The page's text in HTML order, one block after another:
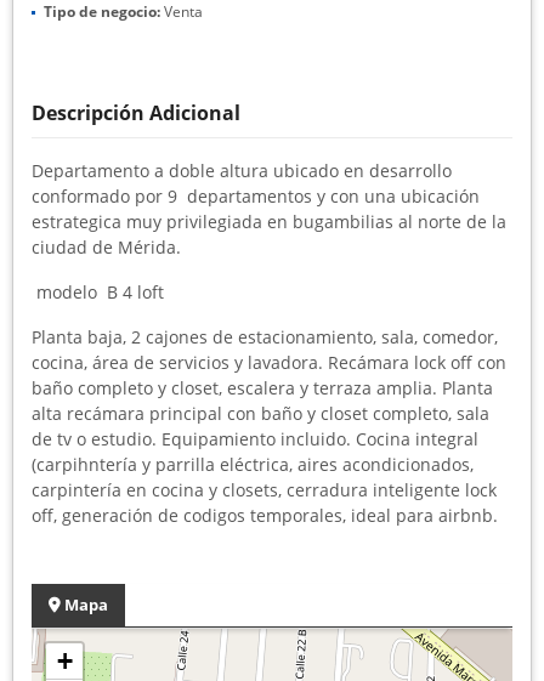
Tipo de negocio:Venta
Descripción Adicional
Departamento a doble altura ubicado en desarrollo
conformado por 9 departamentos y con una ubicación
estrategica muy privilegiada en bugambilias al norte de la
ciudad de Mérida.
modelo B 4 loft
Planta baja, 2 cajones de estacionamiento, sala, comedor,
cocina, área de servicios y lavadora. Recámara lock off con
baño completo y closet, escalera y terraza amplia. Planta
alta recámara principal con baño y closet completo, sala
de tv o estudio. Equipamiento incluido. Cocina integral
(carpihntería y parrilla eléctrica, aires acondicionados,
carpintería en cocina y closets, cerradura inteligente lock
off, generación de codigos temporales, ideal para airbnb.
Mapa
+